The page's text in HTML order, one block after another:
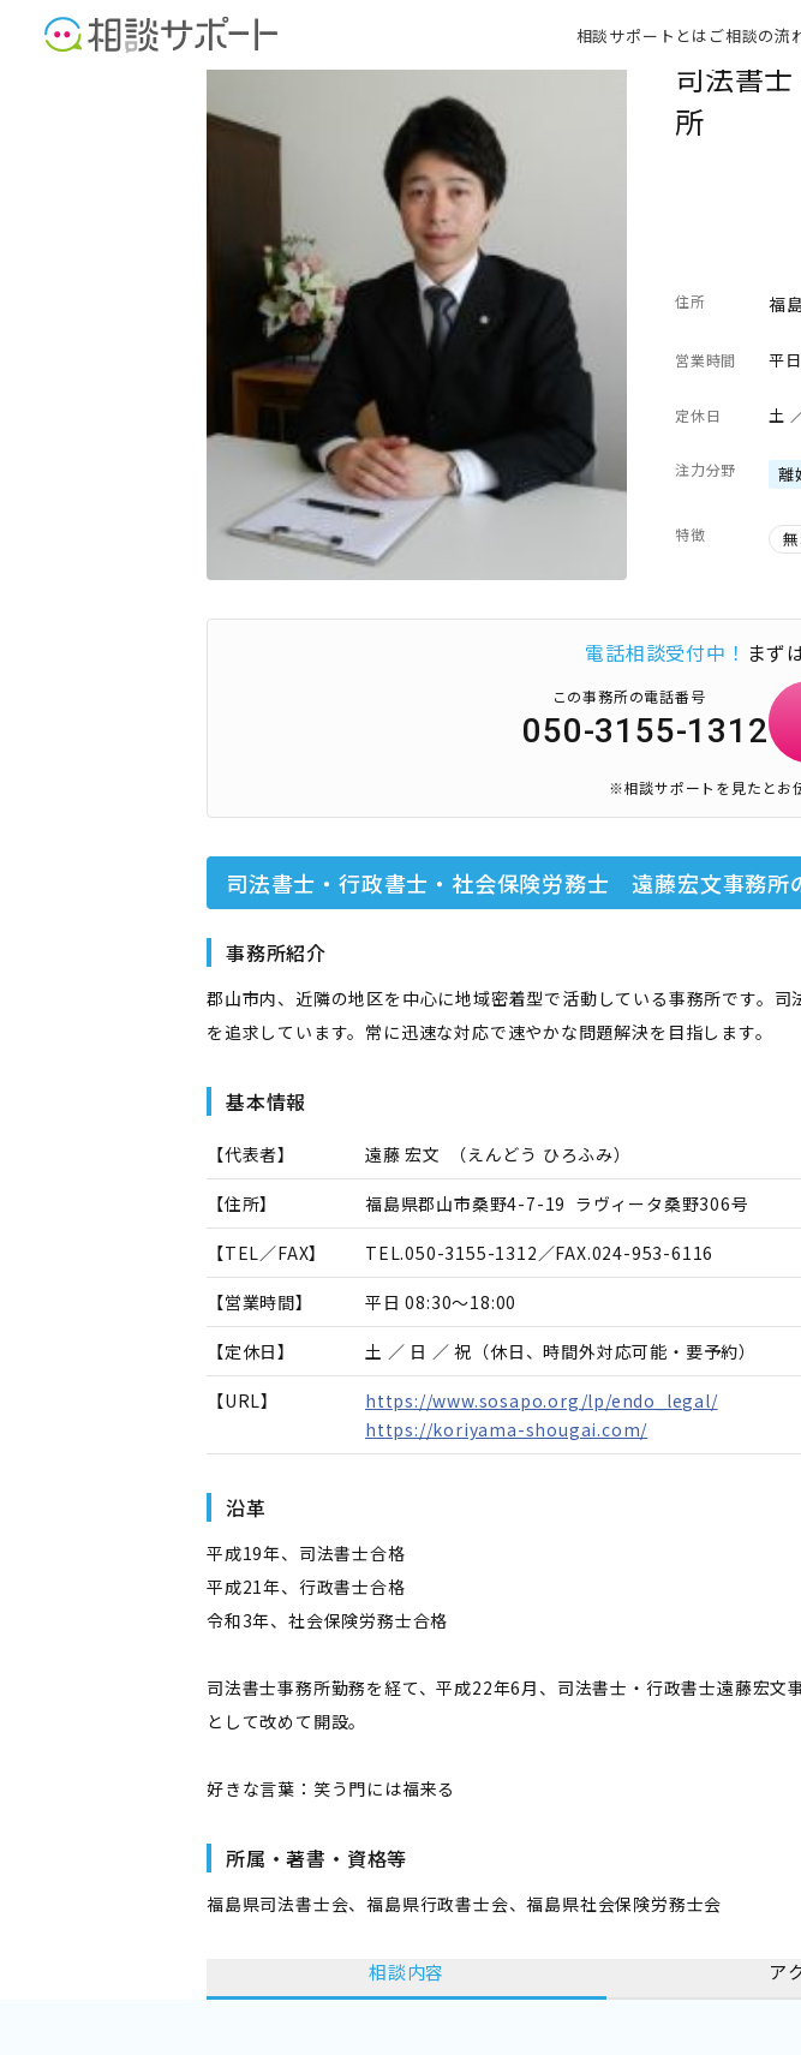
相談サポートとは ご相談の流
司法書士
司法書
所
住所 福
営業時間 平
定休日 土
注力分野 離
特徴
電話相談受付中！ まず
この事務所の電話番号
050-3155-1312
※相談サポートを見たとお
司法書士・行政書士・社会保険労務士 遠藤宏文事務所
事務所紹介
郡山市内、近隣の地区を中心に地域密着型で活動している事務所です。
を追求しています。常に迅速な対応で速やかな問題解決を目指します。
基本情報
【代表者】 遠藤 宏文 （えんどう ひろふみ）
【住所】 福島県郡山市桑野4-7-19 ラヴィータ桑野306号
【TEL／FAX】 TEL.050-3155-1312 ／FAX.024-953-6116
【営業時間】 平日 08:30～18:00
【定休日】 土 ／ 日 ／ 祝（休日、時間外対応可能・要予約）
【URL】
https://www.sosapo.org/lp/endo_legal/
https://koriyama-shougai.com/
沿革
平成19年、司法書士合格
平成21年、行政書士合格
令和3年、社会保険労務士合格
司法書士事務所勤務を経て、平成22年6月、司法書士・行政書士遠藤宏
として改めて開設。
好きな言葉：笑う門には福来る
所属・著書・資格等
福島県司法書士会、福島県行政書士会、福島県社会保険労務士会
相談内容 ア